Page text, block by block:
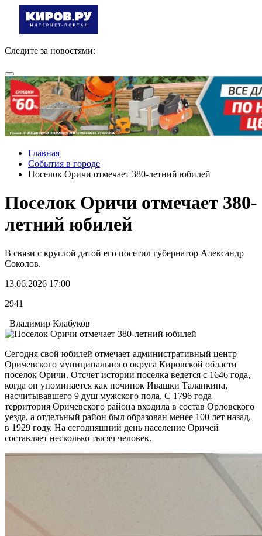
Следите за новостями:
Главная
События в городе
Поселок Оричи отмечает 380-летний юбилей
Поселок Оричи отмечает 380-
летний юбилей
В связи с круглой датой его посетил губернатор Александр
Соколов.
13.06.2026 17:00
2941
Владимир Клабуков
Сегодня свой юбилей отмечает административный центр
Оричевского муниципального округа Кировской области
поселок Оричи. Отсчет истории поселка ведется с 1646 года,
когда он упоминается как починок Ивашки Таланкина,
насчитывавшего 9 душ мужского пола. С 1796 года
территория Оричевского района входила в состав Орловского
уезда, а отдельный район был образован менее 100 лет назад,
в 1929 году. На сегодняшний день население Оричей
составляет несколько тысяч человек.